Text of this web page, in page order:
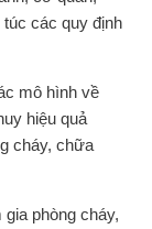
các quy định
mô hình về
hiệu quả
cháy, chữa
gia phòng cháy,